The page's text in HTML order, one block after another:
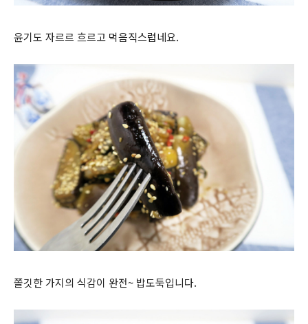
윤기도 자르르 흐르고 먹음직스럽네요.
쫄깃한 가지의 식감이 완전~ 밥도둑입니다.